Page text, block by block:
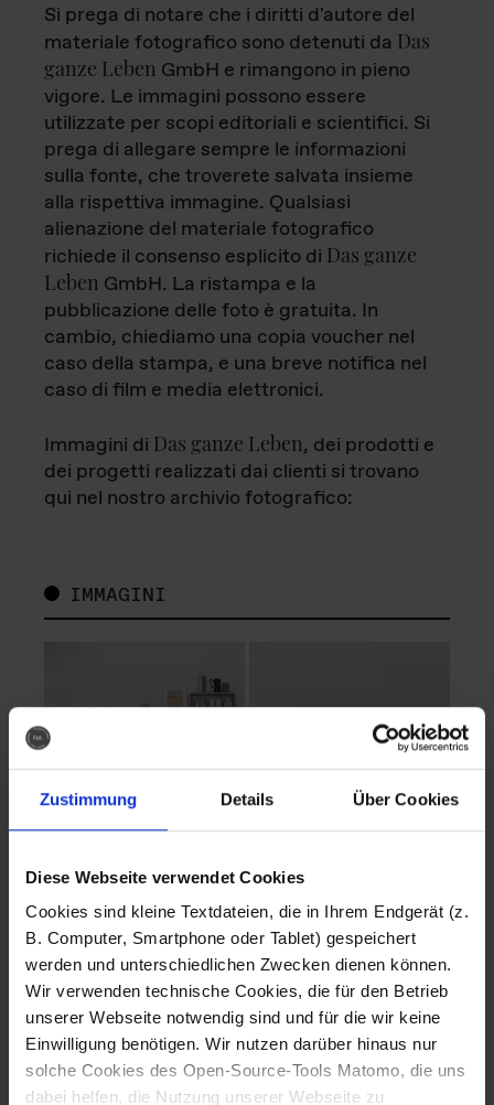
Zustimmung Details Über Cookies
Diese Webseite verwendet Cookies
Cookies sind kleine Textdateien, die in Ihrem Endgerät (z.
B. Computer, Smartphone oder Tablet) gespeichert
werden und unterschiedlichen Zwecken dienen können.
Wir verwenden technische Cookies, die für den Betrieb
unserer Webseite notwendig sind und für die wir keine
Einwilligung benötigen. Wir nutzen darüber hinaus nur
solche Cookies des Open-Source-Tools Matomo, die uns
dabei helfen, die Nutzung unserer Webseite zu
Si prega di notare che i diritti d'autore del
materiale fotografico sono detenuti da Das
ganze Leben GmbH e rimangono in pieno
vigore. Le immagini possono essere
utilizzate per scopi editoriali e scientifici. Si
prega di allegare sempre le informazioni
sulla fonte, che troverete salvata insieme
alla rispettiva immagine. Qualsiasi
alienazione del materiale fotografico
richiede il consenso esplicito di Das ganze
Leben GmbH. La ristampa e la
pubblicazione delle foto è gratuita. In
cambio, chiediamo una copia voucher nel
caso della stampa, e una breve notifica nel
caso di film e media elettronici.
Immagini di Das ganze Leben, dei prodotti e
dei progetti realizzati dai clienti si trovano
qui nel nostro archivio fotografico:
IMMAGINI
Fotografo: Lorenz
Sternbach
Download
Fotografo: Lorenz
Sternbach
Download